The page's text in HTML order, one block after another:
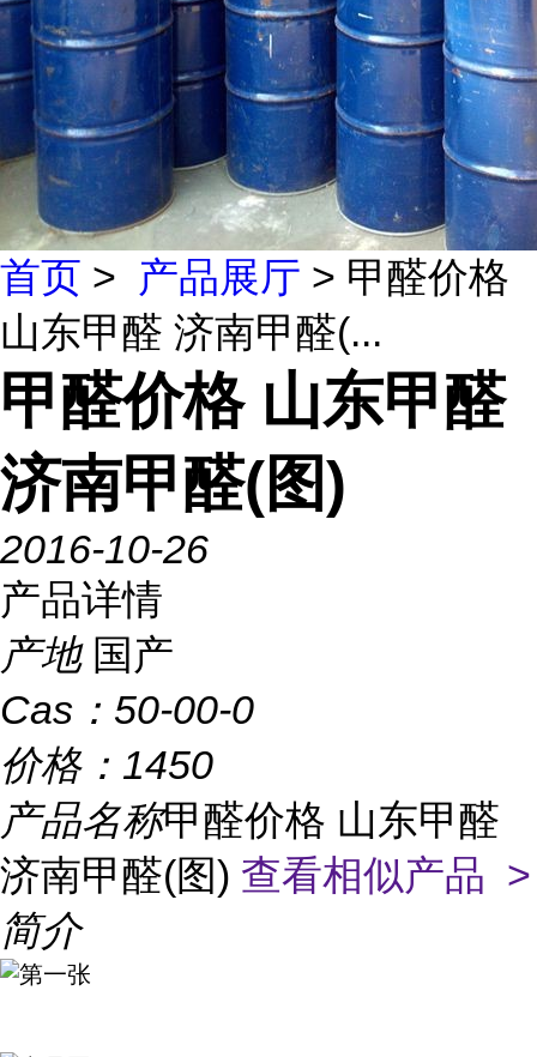
首页 > 产品展厅 > 甲醛价格
山东甲醛 济南甲醛(...
甲醛价格 山东甲醛
济南甲醛(图)
2016-10-26
产品详情
产地 国产
Cas： 50-00-0
价格： 1450
产品名称甲醛价格 山东甲醛
济南甲醛(图) 查看相似产品 >
简介